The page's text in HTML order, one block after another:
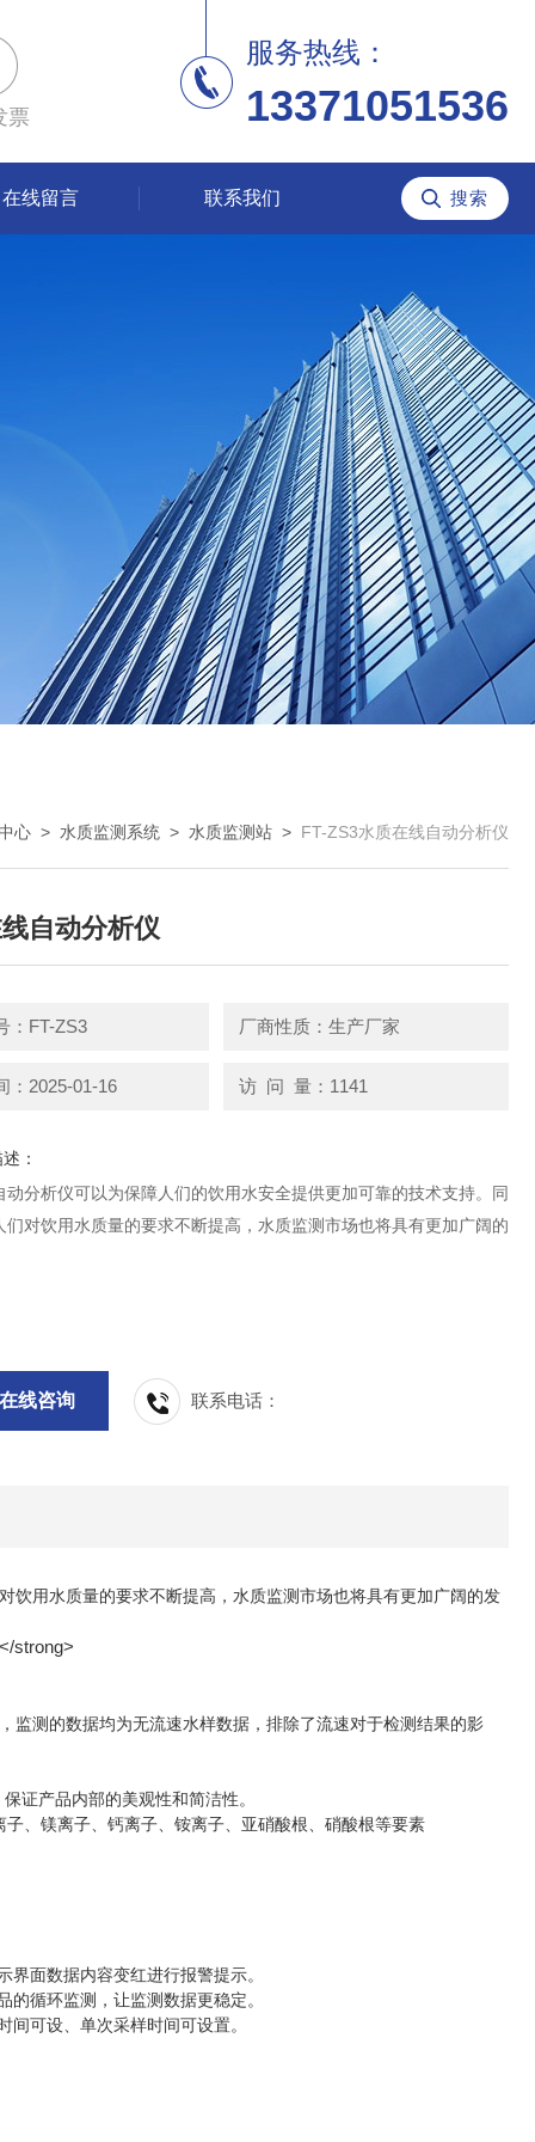
票
服务热线：
13371051536
在线留言 联系我们
心 > 水质监测系统 > 水质监测站 > FT-ZS3水质在线自动分析仪
自动分析仪
：FT-ZS3 厂商性质：生产厂家
：2025-01-16 访 问 量：1141
：
动分析仪可以为保障人们的饮用水安全提供更加可靠的技术支持。同
们对饮用水质量的要求不断提高，水质监测市场也将具有更加广阔的
在线咨询 联系电话：
饮用水质量的要求不断提高，水质监测市场也将具有更加广阔的发
监测的数据均为无流速水样数据，排除了流速对于检测结果的影
证产品内部的美观性和简洁性。
、镁离子、钙离子、铵离子、亚硝酸根、硝酸根等要素
面数据内容变红进行报警提示。
循环监测，让监测数据更稳定。
可设、单次采样时间可设置。